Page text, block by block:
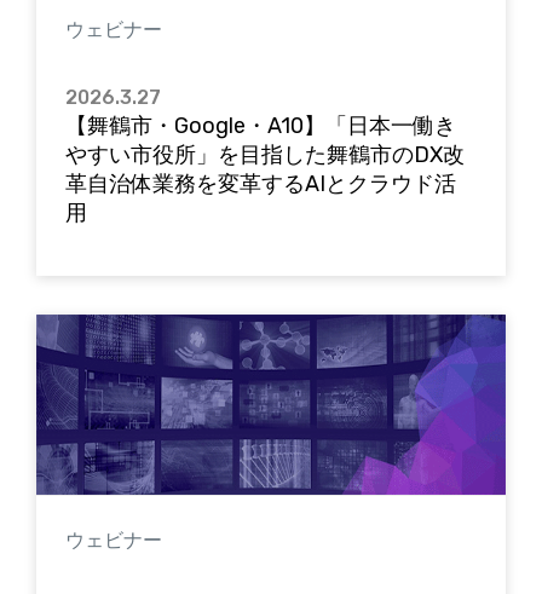
ウェビナー
2026.3.27
【舞鶴市・Google・A10】「日本一働き
やすい市役所」を目指した舞鶴市のDX改
革自治体業務を変革するAIとクラウド活
用
ウェビナー